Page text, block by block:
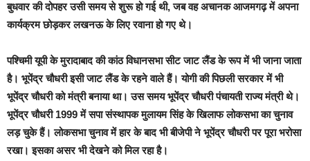
बुधवार की दोपहर उसी समय से शुरू हो गई थी, जब वह अचानक आजमगढ़ में अपना
कार्यक्रम छोड़कर लखनऊ के लिए रवाना हो गए थे।
पश्चिमी यूपी के मुरादाबाद की कांठ विधानसभा सीट जाट लैंड के रूप में भी जाना जाता
है। भूपेंद्र चौधरी इसी जाट लैंड के रहने वाले हैं। योगी की पिछली सरकार में भी
भूपेंद्र चौधरी को मंत्री बनाया था। उस समय भूपेंद्र चौधरी पंचायती राज्य मंत्री थे।
भूपेंद्र चौधरी 1999 में सपा संस्थापक मुलायम सिंह के खिलाफ लोकसभा का चुनाव
लड़ चुके हैं। लोकसभा चुनाव में हार के बाद भी बीजेपी ने भूपेंद्र चौधरी पर पूरा भरोसा
रखा। इसका असर भी देखने को मिल रहा है।